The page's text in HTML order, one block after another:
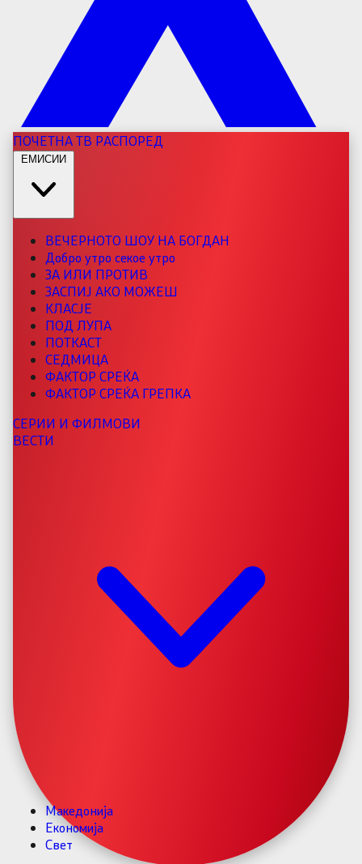
ПОЧЕТНАТВ РАСПОРЕД
ЕМИСИИ
ВЕЧЕРНОТО ШОУ НА БОГДАН
Добро утро секое утро
ЗА ИЛИ ПРОТИВ
ЗАСПИЈ АКО МОЖЕШ
КЛАСЈЕ
ПОД ЛУПА
ПОТКАСТ
СЕДМИЦА
ФАКТОР СРЕЌА
ФАКТОР СРЕЌА ГРЕПКА
СЕРИИ И ФИЛМОВИ
ВЕСТИ
Македонија
Економија
Свет